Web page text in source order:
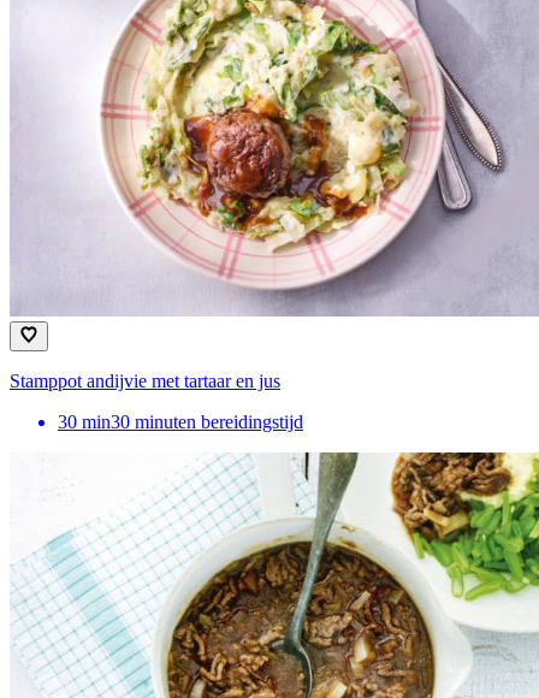
Stamppot andijvie met tartaar en jus
30 min30 minuten bereidingstijd